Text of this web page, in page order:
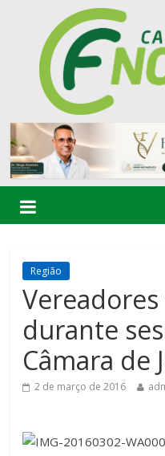
Região
durante
Câmara de
2 de março de 2016